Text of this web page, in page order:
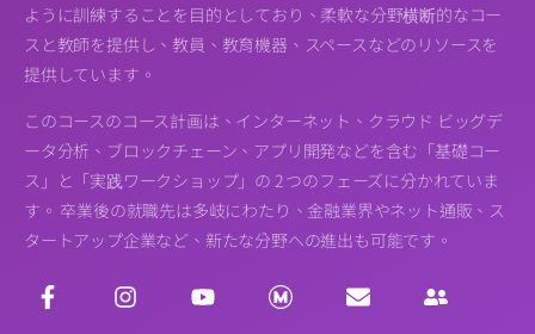
ように訓練することを目的としており、柔軟な分野横断的なコー
スと教師を提供し、教員、教育機器、スペースなどのリソースを
提供しています。
このコースのコース計画は、インターネット、クラウド ビッグデ
ータ分析、ブロックチェーン、アプリ開発などを含む「基礎コー
ス」と「実践ワークショップ」の 2 つのフェーズに分かれていま
す。 卒業後の就職先は多岐にわたり、金融業界やネット通販、ス
タートアップ企業など、新たな分野への進出も可能です。